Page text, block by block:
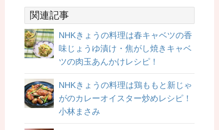
関連記事
NHKきょうの料理は春キャベツの香
味じょうゆ漬け・焦がし焼きキャベ
ツの肉玉あんかけレシピ！
NHKきょうの料理は鶏ももと新じゃ
がのカレーオイスター炒めレシピ！
小林まさみ